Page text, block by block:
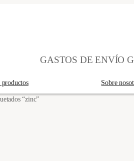
GASTOS DE ENVÍO
productos Sobre
“zinc”